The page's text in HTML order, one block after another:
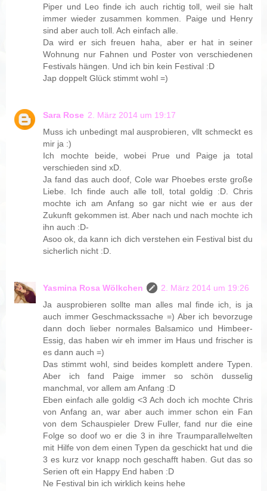
Piper und Leo finde ich auch richtig toll, weil sie halt
immer wieder zusammen kommen. Paige und Henry
sind aber auch toll. Ach einfach alle.
Da wird er sich freuen haha, aber er hat in seiner
Wohnung nur Fahnen und Poster von verschiedenen
Festivals hängen. Und ich bin kein Festival :D
Jap doppelt Glück stimmt wohl =)
Sara Rose 2. März 2014 um 19:17
Muss ich unbedingt mal ausprobieren, vllt schmeckt es
mir ja :)
Ich mochte beide, wobei Prue und Paige ja total
verschieden sind xD.
Ja fand das auch doof, Cole war Phoebes erste große
Liebe. Ich finde auch alle toll, total goldig :D. Chris
mochte ich am Anfang so gar nicht wie er aus der
Zukunft gekommen ist. Aber nach und nach mochte ich
ihn auch :D-
Asoo ok, da kann ich dich verstehen ein Festival bist du
sicherlich nicht :D.
Yasmina Rosa Wölkchen
2. März 2014 um 19:26
Ja ausprobieren sollte man alles mal finde ich, is ja
auch immer Geschmackssache =) Aber ich bevorzuge
dann doch lieber normales Balsamico und Himbeer-
Essig, das haben wir eh immer im Haus und frischer is
es dann auch =)
Das stimmt wohl, sind beides komplett andere Typen.
Aber ich fand Paige immer so schön dusselig
manchmal, vor allem am Anfang :D
Eben einfach alle goldig <3 Ach doch ich mochte Chris
von Anfang an, war aber auch immer schon ein Fan
von dem Schauspieler Drew Fuller, fand nur die eine
Folge so doof wo er die 3 in ihre Traumparallelwelten
mit Hilfe von dem einen Typen da geschickt hat und die
3 es kurz vor knapp noch geschafft haben. Gut das so
Serien oft ein Happy End haben :D
Ne Festival bin ich wirklich keins hehe